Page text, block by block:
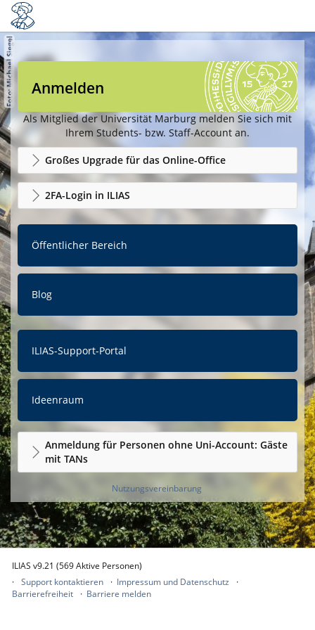
Anmelden
Als Mitglied der Universität Marburg melden Sie sich mit
Ihrem Students- bzw. Staff-Account an.
Großes Upgrade für das Online-Office
2FA-Login in ILIAS
Öffentlicher Bereich
Blog
ILIAS-Support-Portal
Ideenraum
Anmeldung für Personen ohne Uni-Account: Gäste
mit TANs
Nutzungsvereinbarung
ILIAS v9.21 (569 Aktive Personen)
Support kontaktieren
Impressum und Datenschutz
Barrierefreiheit
Barriere melden